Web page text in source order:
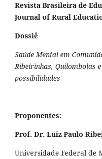
Revista Brasileira de
Journal of Rural
Dossiê
Saúde Mental em
Ribeirinhas, Quilombolas
possibilidades
Proponentes:
Prof. Dr. Luiz Paulo
Universidade Federal de